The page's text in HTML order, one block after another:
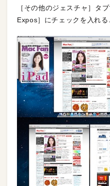
［その他のジェスチャ］タ
Expos］にチェックを入れる